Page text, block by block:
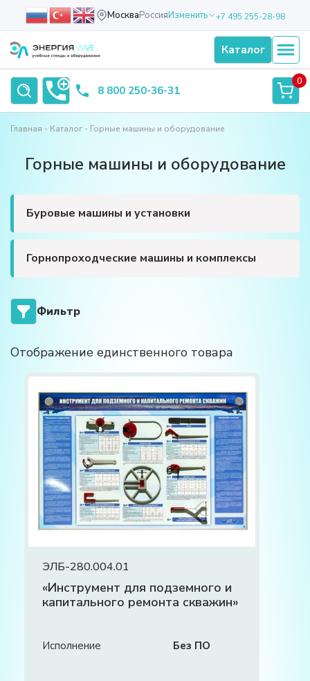
МоскваРоссияИзменить +7 495 255-28-98
Каталог
8 800 250-36-31
0
Главная Каталог Горные машины и оборудование
Горные машины и оборудование
Буровые машины и установки
Горнопроходческие машины и комплексы
Фильтр
Отображение единственного товара
ЭЛБ-280.004.01
«Инструмент для подземного и
капитального ремонта скважин»
Исполнение Без ПО